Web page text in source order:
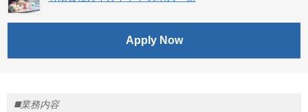
Apply Now
◼️業務内容